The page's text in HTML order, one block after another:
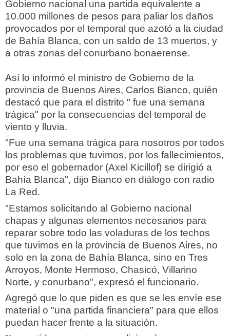
Gobierno nacional una partida equivalente a
10.000 millones de pesos para paliar los daños
provocados por el temporal que azotó a la ciudad
de Bahía Blanca, con un saldo de 13 muertos, y
a otras zonas del conurbano bonaerense.
Así lo informó el ministro de Gobierno de la
provincia de Buenos Aires, Carlos Bianco, quién
destacó que para el distrito " fue una semana
trágica" por la consecuencias del temporal de
viento y lluvia.
"Fue una semana trágica para nosotros por todos
los problemas que tuvimos, por los fallecimientos,
por eso el gobernador (Axel Kicillof) se dirigió a
Bahía Blanca", dijo Bianco en diálogo con radio
La Red.
"Estamos solicitando al Gobierno nacional
chapas y algunas elementos necesarios para
reparar sobre todo las voladuras de los techos
que tuvimos en la provincia de Buenos Aires, no
solo en la zona de Bahía Blanca, sino en Tres
Arroyos, Monte Hermoso, Chasicó, Villarino
Norte, y conurbano", expresó el funcionario.
Agregó que lo que piden es que se les envíe ese
material o "una partida financiera" para que ellos
puedan hacer frente a la situación.